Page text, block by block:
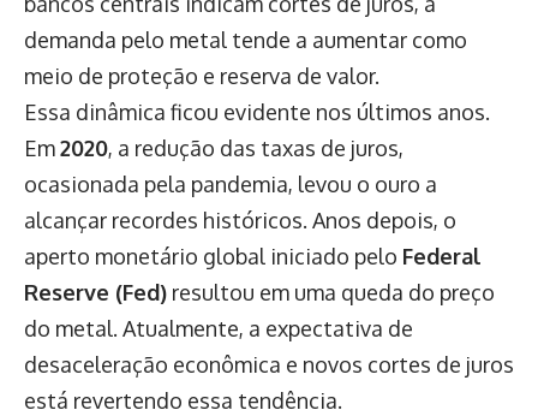
demanda pelo metal tende a aumentar como
meio de proteção e reserva de valor.
Essa dinâmica ficou evidente nos últimos anos.
Em2020, a redução das taxas de juros,
ocasionada pela pandemia, levou o ouro a
alcançar recordes históricos. Anos depois, o
aperto monetário global iniciado pelo Federal
Reserve (Fed) resultou em uma queda do preço
do metal. Atualmente, a expectativa de
desaceleração econômica e novos cortes de juros
está revertendo essa tendência.